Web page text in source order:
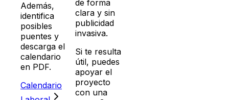
Además,
identifica
posibles
puentes y
descarga el
calendario
en PDF.
Calendario
de forma
clara y sin
publicidad
invasiva.
Si te resulta
útil, puedes
apoyar el
proyecto
con una